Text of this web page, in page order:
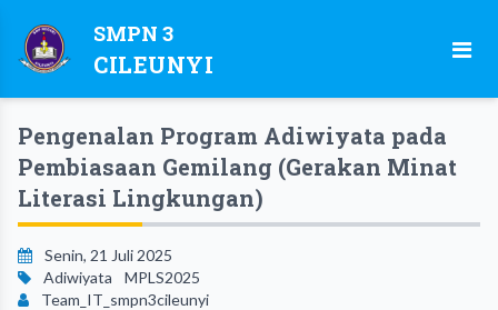
SMPN 3
CILEUNYI
Pengenalan Program Adiwiyata pada
Pembiasaan Gemilang (Gerakan Minat
Literasi Lingkungan)
Senin, 21 Juli 2025
Adiwiyata
MPLS2025
Team_IT_smpn3cileunyi